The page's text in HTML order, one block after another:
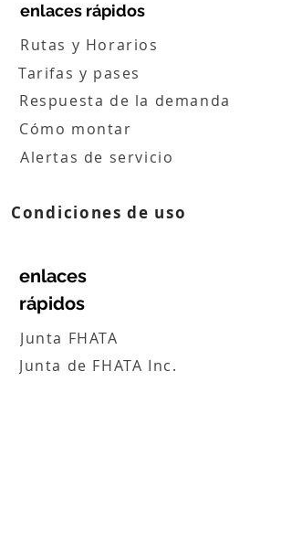
enlaces rápidos
Rutas y Horarios
Tarifas y pases
Respuesta de la demanda
Cómo montar
Alertas de servicio
Condiciones de uso
enlaces
rápidos
Junta FHATA
Junta de FHATA Inc.